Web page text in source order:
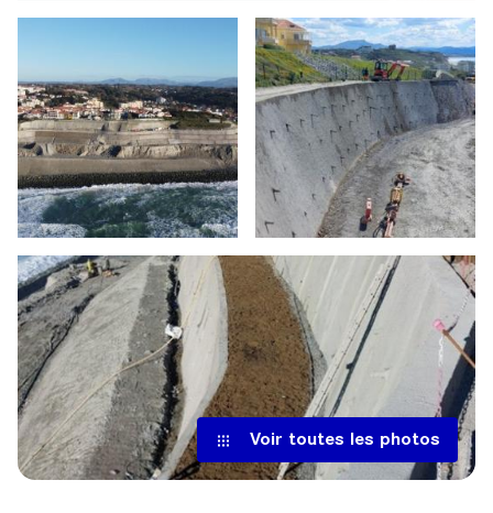
Voir toutes les photos